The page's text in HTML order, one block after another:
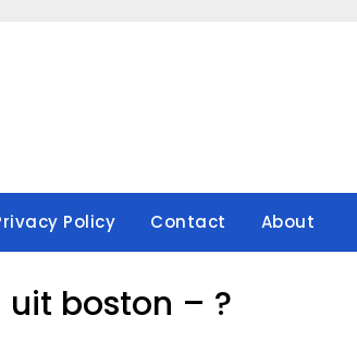
Policy Contact About
boston – ?